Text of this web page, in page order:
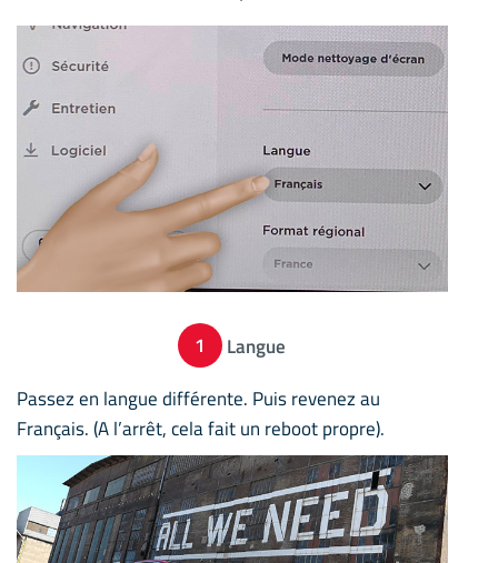
1
Langue
Passez en langue différente. Puis revenez au
Français. (A l’arrêt, cela fait un reboot propre).